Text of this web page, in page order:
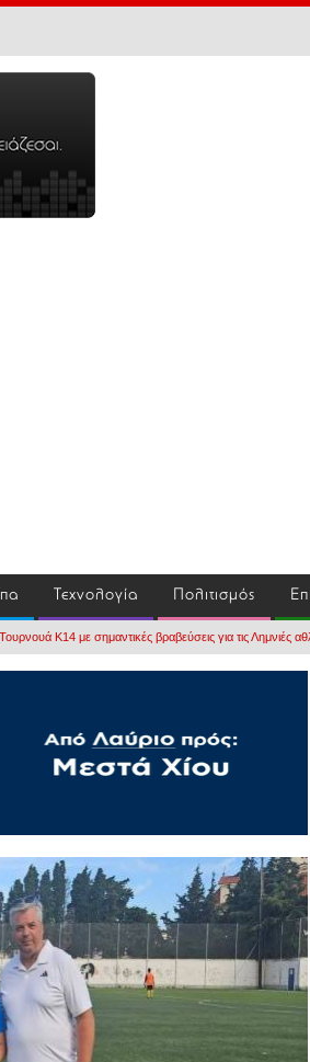
Τεχνολογία Πολιτισμός
Κ14 με σημαντικές βραβεύσεις για τις Λημνιές